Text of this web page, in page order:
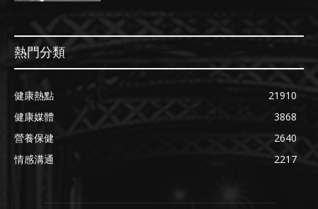
熱門分類
健康熱點
21910
健康媒體
3868
營養保健
2640
情感溝通
2217